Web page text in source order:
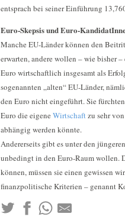
entsprach bei seiner Einführung
Euro-Skepsis und Euro-
Manche EU-Länder können den
erwarten, andere wollen – wie bisher
Euro wirtschaftlich insgesamt als
sogenannten „alten“ EU-Länder,
den Euro nicht eingeführt. Sie
Euro die eigene Wirtschaftzu sehr
abhängig werden könnte.
Andererseits gibt es unter den
unbedingt in den Euro-Raum wollen.
können, müssen sie einen gewissen
finanzpolitische Kriterien – genannt